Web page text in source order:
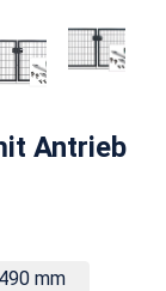
Antrieb
mm